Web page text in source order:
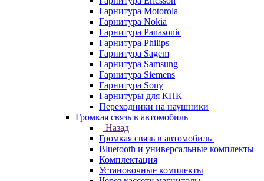
Гарнитура Motorola
Гарнитура Nokia
Гарнитура Panasonic
Гарнитура Philips
Гарнитура Sagem
Гарнитура Samsung
Гарнитура Siemens
Гарнитура Sony
Гарнитуры для КПК
Переходники на наушники
Громкая связь в автомобиль
Назад
Громкая связь в автомобиль
Bluetooth и универсальные комплекты
Комплектация
Установочные комплекты